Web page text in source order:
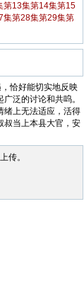
第13集第14集第15
集第28集第29集第
恰好能切实地反映
泛的讨论和共呜。
绪上无法适应，活得
叔当上本县大官，安
传。